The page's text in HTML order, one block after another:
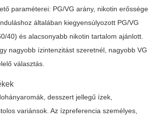
paraméterei: PG/VG arány, nikotin erőssége
általában kiegyensúlyozott PG/VG
40) és alacsonyabb nikotin tartalom ajánlott.
nagyobb ízintenzitást szeretnél, nagyobb VG
választás.
desszert jellegű ízek,
variánsok. Az ízpreferencia személyes,